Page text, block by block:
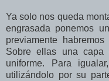
Ya solo nos queda
engrasada ponemos
previamente
Sobre ellas una capa
uniforme. Para
utilizándolo por su